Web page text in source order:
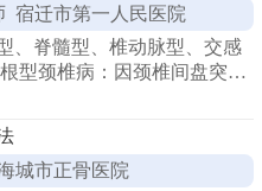
如果脾脏发生炎症、肿大或
痛。 2胃部问题：胃溃疡、
宿迁市第一人民医院
、脊髓型、椎动脉型、交感
型颈椎病：因颈椎间盘突出
表现为颈肩臂部疼痛、麻
嗽或低头时加重，严重时影
伏案工作者、颈椎退变人群
：颈椎退变压迫脊髓，出现
城市正骨医院